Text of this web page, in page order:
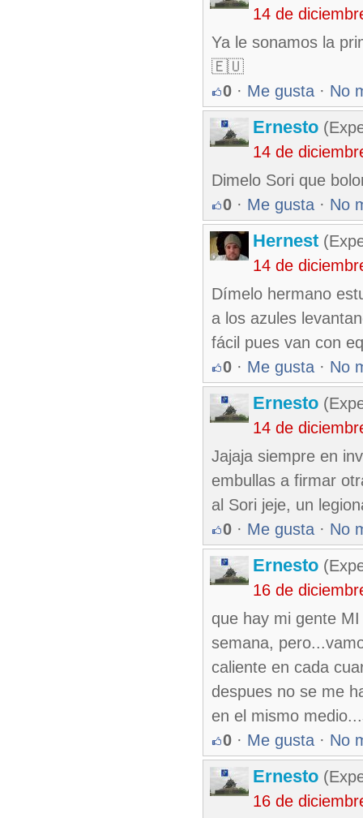
14 de
Ya le sonamos la
🇪🇺
0 · Me gusta · No
Ernesto
14 de
Dimelo Sori que
0 · Me gusta · No
Hernest
14 de
Dímelo hermano
a los azules
fácil pues van con
0 · Me gusta · No
Ernesto
14 de
Jajaja siempre en
embullas a firmar
al Sori jeje, un
0 · Me gusta · No
Ernesto
16 de
que hay mi gente
semana,
caliente en cada
despues no se me
en el mismo
0 · Me gusta · No
Ernesto
16 de